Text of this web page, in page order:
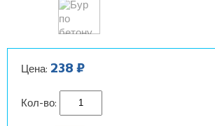
Цена: 238 ₽
Кол-во: